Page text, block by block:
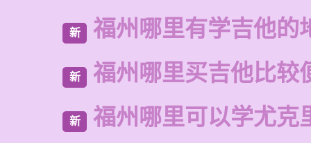
新 福州哪里有学吉他的
新 福州哪里买吉他比较
新 福州哪里可以学尤克